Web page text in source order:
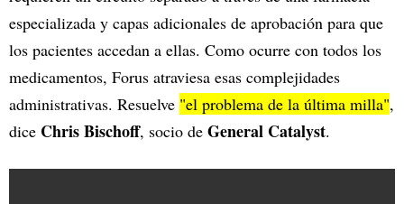
especializada y capas adicionales de aprobación para que
los pacientes accedan a ellas. Como ocurre con todos los
medicamentos, Forus atraviesa esas complejidades
administrativas. Resuelve "el problema de la última milla",
dice Chris Bischoff, socio de General Catalyst.